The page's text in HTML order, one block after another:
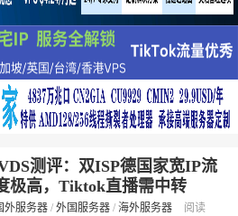
测评：双ISP德国家宽IP流
极高，Tiktok直播需中转
外服务器 / 外国服务器 / 海外服务器
阅读